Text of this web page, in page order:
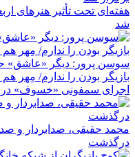
هفته‌ای تحت تأثیر هنرهای
شد
بازیگر بودن را ندارم/ مِهر
اجرای سمفونی «خسوف» در
محمد حقیقی، صدابردار و
درگذشت